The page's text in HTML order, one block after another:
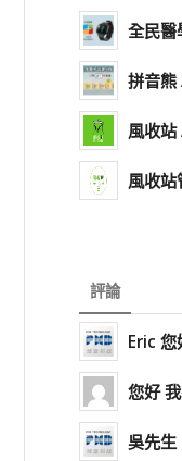
全民醫
拼音熊
風收站
風收站
評論
Eric
您好
吳先生